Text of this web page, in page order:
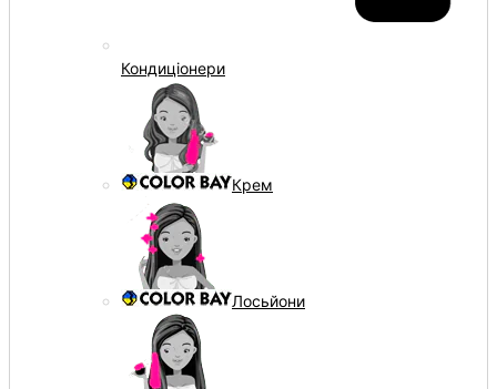
Кондиціонери
Крем
Лосьйони